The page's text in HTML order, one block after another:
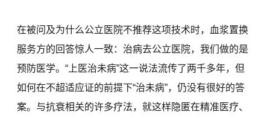
在被问及为什么公立医院不推荐这项技术时，血浆置换
服务方的回答惊人一致：治病去公立医院，我们做的是
预防医学。“上医治未病”这一说法流传了两千多年，但
如何在不超适应证的前提下“治未病”，仍没有很好的答
案。与抗衰相关的许多疗法，就这样隐匿在精准医疗、